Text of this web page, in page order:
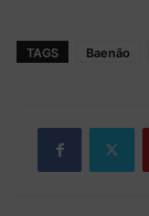
TAGS Baenão